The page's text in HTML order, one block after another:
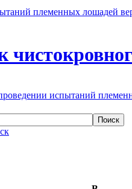
племенных лошадей
испытаний